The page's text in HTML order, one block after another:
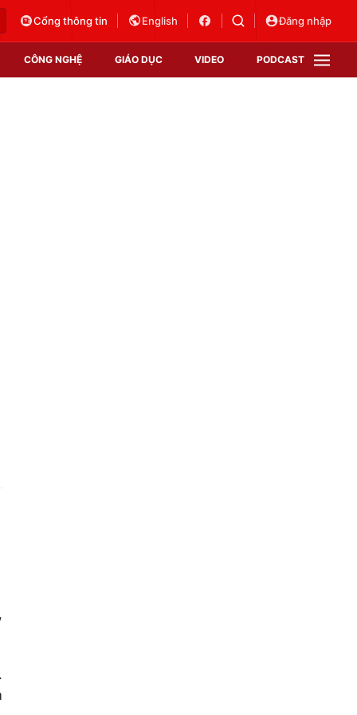
Cổng thông tin English Đăng nhập
CÔNG NGHỆ GIÁO DỤC VIDEO PODCAST
tương lai